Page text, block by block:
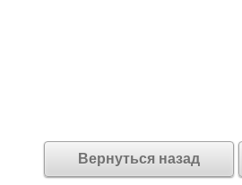
Вернуться назад